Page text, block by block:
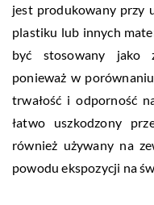
jest produkowany przy
plastiku lub innych
być stosowany jako
ponieważ w
trwałość i odporność
łatwo uszkodzony
również używany na
powodu ekspozycji na